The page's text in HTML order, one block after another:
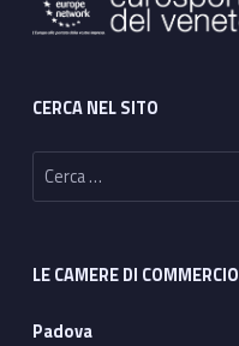
CERCA NEL SITO
Ricerca per:
LE CAMERE DI COMMERCIO
Padova